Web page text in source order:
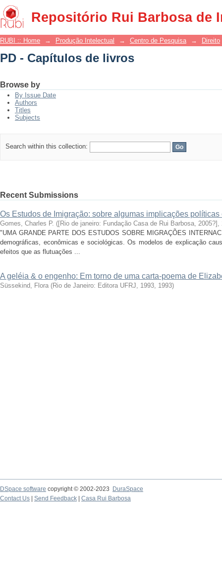
Repositório Rui Barbosa de
PD - Capítulos de livros
RUBI :: Home → Produção Intelectual → Centro de Pesquisa → Direito
PD - Capítulos de livros
Browse by
By Issue Date
Authors
Titles
Subjects
Search within this collection:
Recent Submissions
Os Estudos de Imigração: sobre algumas implicações políticas
Gomes, Charles P. ([Rio de janeiro: Fundação Casa de Rui Barbosa, 2005?] ,
"UMA GRANDE PARTE DOS ESTUDOS SOBRE MIGRAÇÕES
demográficas, econômicas e sociológicas. Os modelos de explicação
efeitos que as flutuações ...
A geléia & o engenho: Em torno de uma carta-poema de
Süssekind, Flora (Rio de Janeiro: Editora UFRJ, 1993, 1993)
DSpace software copyright © 2002-2023
DuraSpace
Contact Us
Send Feedback Casa Rui Barbosa